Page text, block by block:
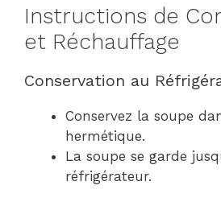
Instructions de
et Réchauffage
Conservation au
Conservez la soupe
hermétique.
La soupe se garde
réfrigérateur.